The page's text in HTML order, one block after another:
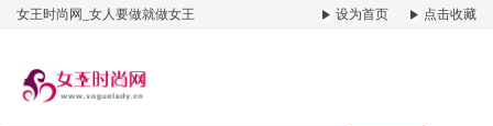
女王时尚网_女人要做就做女王 设为首页 点击收藏